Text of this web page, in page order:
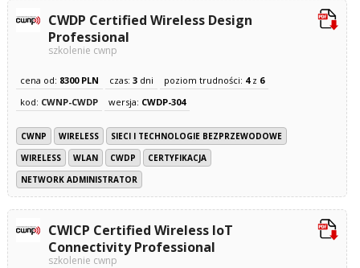
CWDP Certified Wireless Design
Professional
szkolenie cwnp
cena od: 8300 PLN czas: 3dni poziom trudności: 4z 6
kod: CWNP-CWDP wersja: CWDP-304
CWNP WIRELESS
SIECI I TECHNOLOGIE BEZPRZEWODOWE
WIRELESS
WLAN CWDP
CERTYFIKACJA
NETWORK ADMINISTRATOR
CWICP Certified Wireless IoT
Connectivity Professional
szkolenie cwnp